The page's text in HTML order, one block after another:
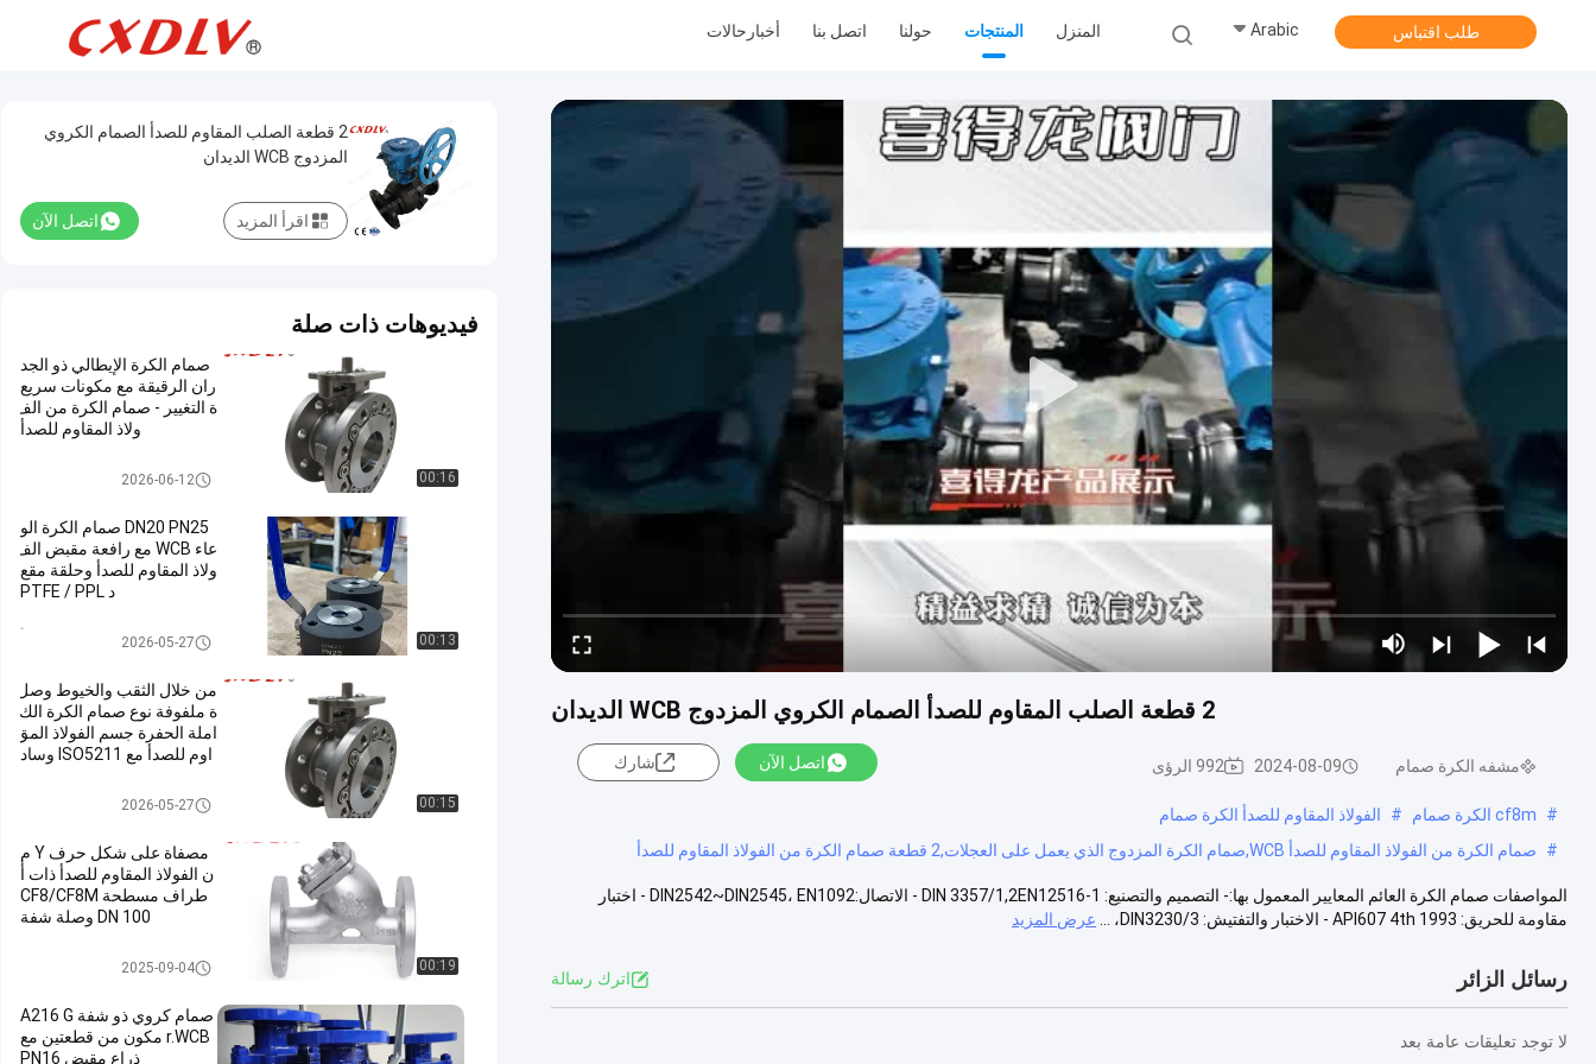
المنزل المنتجات حولنا اتصل بنا أخبار حالات Arabic طلب اقتباس
2 قطعة الصلب المقاوم للصدأ الصمام الكروي المزدوج WCB الديدان
مشفه الكرة صمام 2024-08-09 992 الرؤى اتصل الآن شارك
# cf8m الكرة صمام #
الفولاذ المقاوم للصدأ الكرة صمام
#
صمام الكرة من الفولاذ المقاوم للصدأ WCB,صمام الكرة المزدوج الذي يعمل على العجلات,2 قطعة صمام الكرة من الفولاذ المقاوم للصدأ
المواصفات صمام الكرة العائم المعايير المعمول بها:- التصميم والتصنيع: DIN 3357/1,2EN12516-1 - الاتصال:DIN2542~DIN2545، EN1092 - اختبار
مقاومة للحريق: API607 4th 1993 - الاختبار والتفتيش: DIN3230/3، ...
عرض المزيد
رسائل الزائر اترك رسالة
لا توجد تعليقات عامة بعد
2 قطعة الصلب المقاوم للصدأ الصمام الكروي
المزدوج WCB الديدان
اتصل الآن اقرأ المزيد
فيديوهات ذات صلة
00:16
صمام الكرة الإيطالي ذو الجد
ران الرقيقة مع مكونات سريع
ة التغيير - صمام الكرة من الف
ولاذ المقاوم للصدأ
مشفه الكرة صمام2026-06-12
00:13
DN20 PN25 صمام الكرة الو
عاء WCB مع رافعة مقبض الف
ولاذ المقاوم للصدأ وحلقة مقع
د PTFE / PPL
صمام الكرة الفولاذ المقاوم للصدأ
2026-05-27
00:15
من خلال الثقب والخيوط وصل
ة ملفوفة نوع صمام الكرة الك
املة الحفرة جسم الفولاذ المق
اوم للصدأ مع ISO5211 وساد
مشفه الكرة صمام2026-05-27
00:19
مصفاة على شكل حرف Y م
ن الفولاذ المقاوم للصدأ ذات أ
طراف مسطحة CF8/CF8M
DN 100 وصلة شفة
2025-09-04
صمام كروي ذو شفة A216 G
r.WCB مكون من قطعتين مع
ذراع مقبض PN16